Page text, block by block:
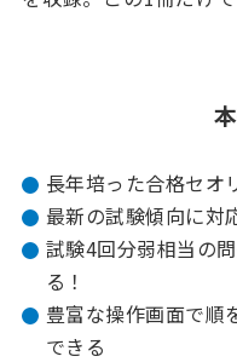
長年培った合格セオ
最新の試験傾向に対
試験4回分弱相当の
る！
豊富な操作画面で順
できる